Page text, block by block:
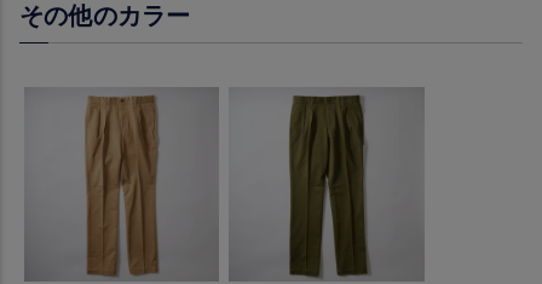
その他のカラー